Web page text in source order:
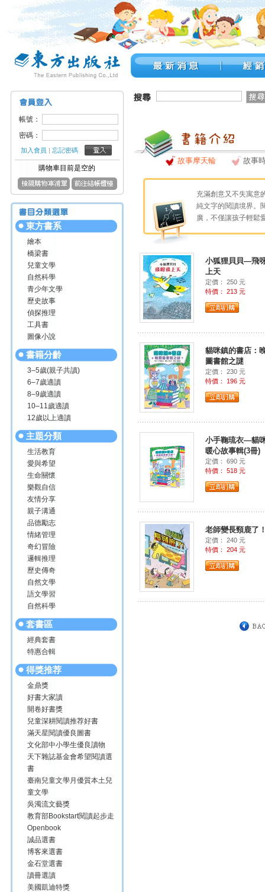
帳號：
密碼：
加入會員 |忘記密碼
購物車目前是空的
東方書系
繪本
橋梁書
兒童文學
自然科學
青少年文學
歷史故事
偵探推理
工具書
圖像小說
書籍分齡
3–5歲(親子共讀)
6–7歲適讀
8–9歲適讀
10–11歲適讀
12歲以上適讀
主題分類
生活教育
愛與希望
生命關懷
樂觀自信
友情分享
親子溝通
品德勵志
情緒管理
奇幻冒險
邏輯推理
歷史傳奇
自然文學
語文學習
自然科學
套書區
經典套書
特惠合輯
得獎推荐
金鼎獎
好書大家讀
開卷好書獎
兒童深耕閱讀推荐好書
滿天星閱讀優良圖書
文化部中小學生優良讀物
天下雜誌基金會希望閱讀選
書
臺南兒童文學月優質本土兒
童文學
吳濁流文藝獎
教育部Bookstart閱讀起步走
Openbook
誠品選書
博客來選書
金石堂選書
讀冊選讀
美國凱迪特獎
故事摩天輪 故事
充滿創意又不失寓意
純文字的閱讀境界。
廣，不僅讓孩子輕鬆
小狐狸貝貝—飛
上天
定價： 250 元
特價： 213 元
貓咪鎮的書店：
圖書館之謎
定價： 230 元
特價： 196 元
小手鞠琉衣—貓
暖心故事輯(3冊)
定價： 690 元
特價： 518 元
老師變長頸鹿了
定價： 240 元
特價： 204 元